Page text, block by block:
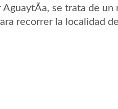
AguaytÃ­a, se trata de
recorrer la localidad